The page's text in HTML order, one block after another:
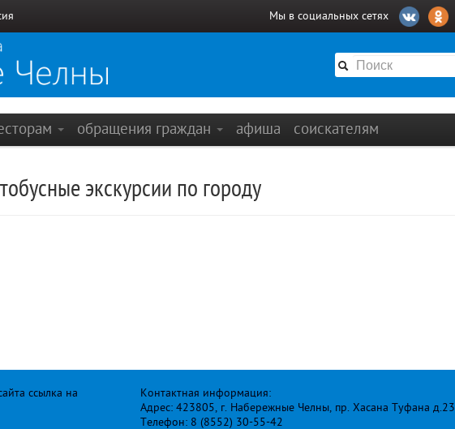
Мы в социальных сетях
обращения граждан афиша соискателям
экскурсии по городу
ссылка на
Контактная информация:
Адрес: 423805, г. Набережные Челны, пр. Хасана Туфана д.23
Телефон: 8 (8552) 30-55-42